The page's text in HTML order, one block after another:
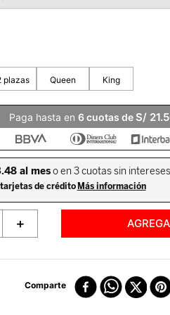
Paga hasta en6 S/ 21.
＋
Comparte